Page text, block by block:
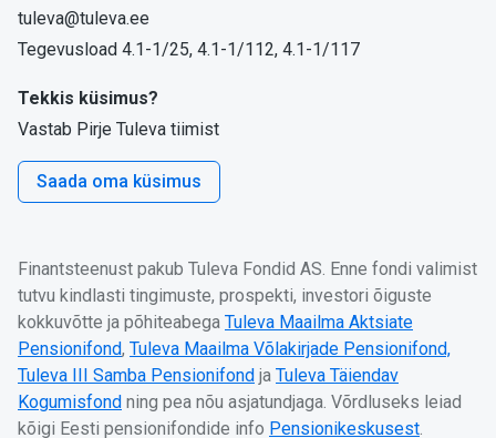
tuleva@tuleva.ee
Tegevusload 4.1-1/25, 4.1-1/112, 4.1-1/117
Tekkis küsimus?
Vastab Pirje Tuleva tiimist
Saada oma küsimus
Finantsteenust pakub Tuleva Fondid AS. Enne fondi valimist
tutvu kindlasti tingimuste, prospekti, investori õiguste
kokkuvõtte ja põhiteabega Tuleva Maailma Aktsiate
Pensionifond, Tuleva Maailma Võlakirjade Pensionifond,
Tuleva III Samba Pensionifond ja Tuleva Täiendav
Kogumisfond ning pea nõu asjatundjaga. Võrdluseks leiad
kõigi Eesti pensionifondide info Pensionikeskusest.